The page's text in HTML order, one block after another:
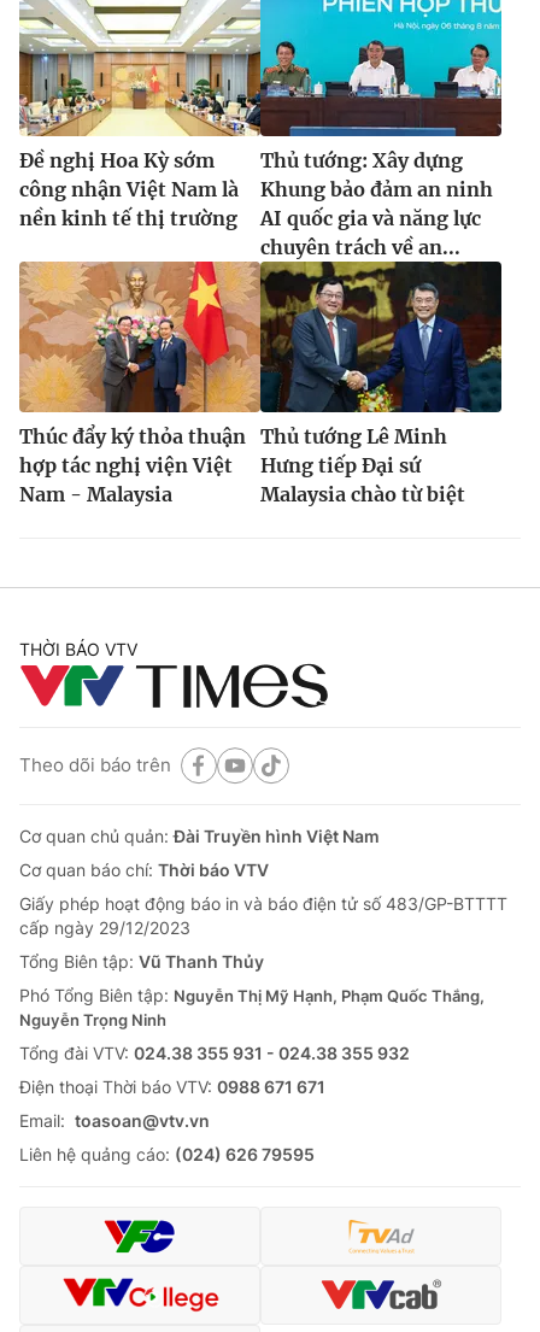
Đề nghị Hoa Kỳ sớm
công nhận Việt Nam là
nền kinh tế thị trường
Thủ tướng: Xây dựng
Khung bảo đảm an ninh
AI quốc gia và năng lực
chuyên trách về an...
Thúc đẩy ký thỏa thuận
hợp tác nghị viện Việt
Nam - Malaysia
Thủ tướng Lê Minh
Hưng tiếp Đại sứ
Malaysia chào từ biệt
THỜI BÁO VTV
Theo dõi báo trên
Cơ quan chủ quản:Đài Truyền hình Việt Nam
Cơ quan báo chí: Thời báo VTV
Giấy phép hoạt động báo in và báo điện tử số 483/GP-BTTTT
cấp ngày 29/12/2023
Tổng Biên tập: Vũ Thanh Thủy
Phó Tổng Biên tập: Nguyễn Thị Mỹ Hạnh, Phạm Quốc Thắng,
Nguyễn Trọng Ninh
Tổng đài VTV: 024.38 355 931 - 024.38 355 932
Ðiện thoại Thời báo VTV: 0988 671 671
Email: toasoan@vtv.vn
Liên hệ quảng cáo: (024) 626 79595